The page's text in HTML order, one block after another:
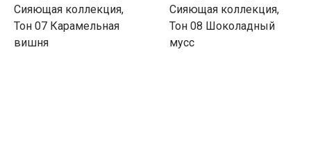
Сияющая коллекция,
Тон 07 Карамельная
вишня
Сияющая коллекция,
Тон 08 Шоколадный
мусс